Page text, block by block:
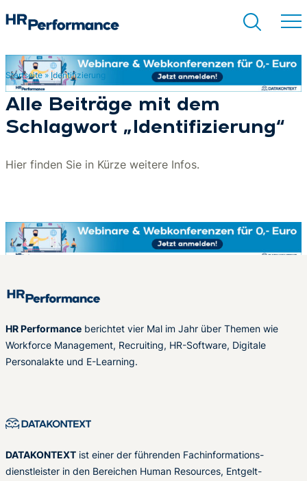
Suchen
Startseite» Identifizierung
Alle Beiträge mit dem
Schlagwort „Identifizierung“
Hier finden Sie in Kürze weitere Infos.
HR Performance berichtet vier Mal im Jahr über Themen wie
Workforce Management, Recruiting, HR-Software, Digitale
Personalakte und E-Learning.
DATAKONTEXT ist einer der führenden Fachinformations-
dienstleister in den Bereichen Human Resources, Entgelt-